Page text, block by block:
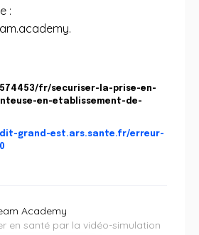
:
fr/securiser-la-prise-en-
en-etablissement-de-
grand-est.ars.sante.fr/erreur-
Academy
en santé par la vidéo-simulation